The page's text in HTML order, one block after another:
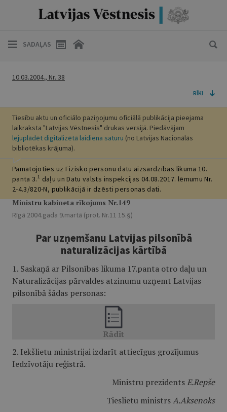
SADAĻAS
10.03.2004., Nr. 38
RĪKI
Tiesību aktu un oficiālo paziņojumu oficiālā publikācija pieejama
laikraksta "Latvijas Vēstnesis" drukas versijā. Piedāvājam
lejuplādēt digitalizētā laidiena saturu (no Latvijas Nacionālās
bibliotēkas krājuma).
Pamatojoties uz Fizisko personu datu aizsardzības likuma 10.
panta 3.1 daļu un Datu valsts inspekcijas 04.08.2017. lēmumu Nr.
2-4.3/820-N, publikācijā ir dzēsti personas dati.
Ministru kabineta rīkojums Nr.149
Rīgā 2004.gada 9.martā (prot. Nr.11 15.§)
Par uzņemšanu Latvijas pilsonībā
naturalizācijas kārtībā
1. Saskaņā ar Pilsonības likuma 17.panta otro daļu un
Naturalizācijas pārvaldes atzinumu uzņemt Latvijas
pilsonībā šādas personas:
2. Iekšlietu ministrijai izdarīt attiecīgus grozījumus
Iedzīvotāju reģistrā.
Ministru prezidentsE.Repše
Tieslietu ministrsA.Aksenoks